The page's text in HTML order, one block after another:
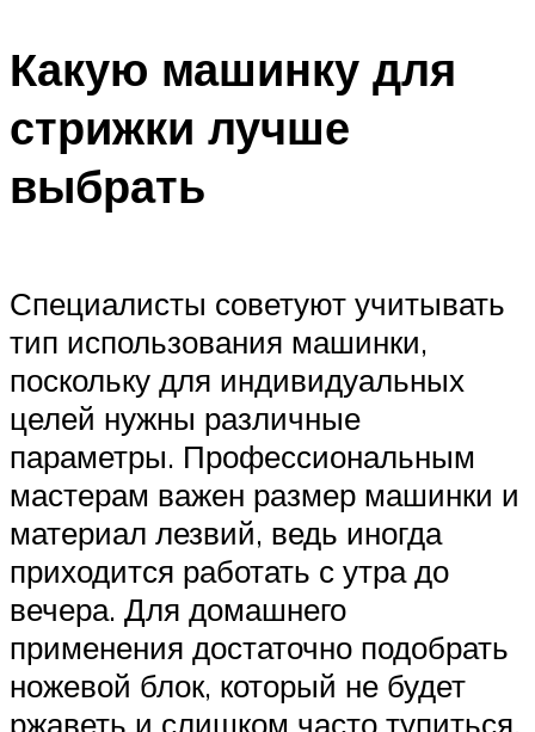
Какую машинку для
стрижки лучше
выбрать
Специалисты советуют учитывать
тип использования машинки,
поскольку для индивидуальных
целей нужны различные
параметры. Профессиональным
мастерам важен размер машинки и
материал лезвий, ведь иногда
приходится работать с утра до
вечера. Для домашнего
применения достаточно подобрать
ножевой блок, который не будет
ржаветь и слишком часто тупиться.